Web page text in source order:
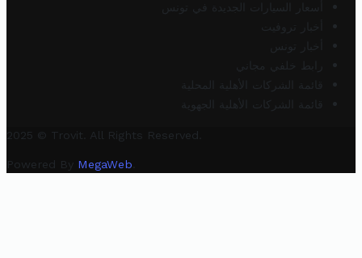
أسعار السيارات الجديدة في تونس
أخبار تروفيت
أخبار تونس
رابط خلفي مجاني
قائمة الشركات الأهلية المحلية
قائمة الشركات الأهلية الجهوية
2025 © Trovit. All Rights Reserved.
Powered By MegaWeb